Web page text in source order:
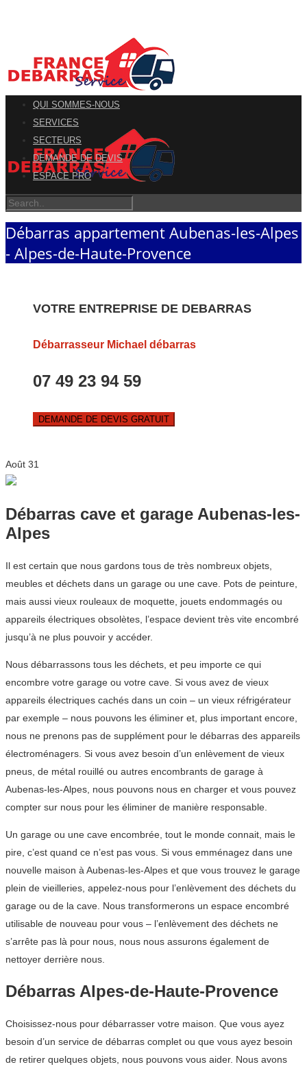
QUI SOMMES-NOUS
SERVICES
SECTEURS
DEMANDE DE DEVIS
ESPACE PRO
Débarras appartement Aubenas-les-Alpes
- Alpes-de-Haute-Provence
VOTRE ENTREPRISE DE DEBARRAS
Débarrasseur Michael débarras
07 49 23 94 59
DEMANDE DE DEVIS GRATUIT
Août 31
Débarras cave et garage Aubenas-les-
Alpes
Il est certain que nous gardons tous de très nombreux objets,
meubles et déchets dans un garage ou une cave. Pots de peinture,
mais aussi vieux rouleaux de moquette, jouets endommagés ou
appareils électriques obsolètes, l’espace devient très vite encombré
jusqu’à ne plus pouvoir y accéder.
Nous débarrassons tous les déchets, et peu importe ce qui
encombre votre garage ou votre cave. Si vous avez de vieux
appareils électriques cachés dans un coin – un vieux réfrigérateur
par exemple – nous pouvons les éliminer et, plus important encore,
nous ne prenons pas de supplément pour le débarras des appareils
électroménagers. Si vous avez besoin d’un enlèvement de vieux
pneus, de métal rouillé ou autres encombrants de garage à
Aubenas-les-Alpes, nous pouvons nous en charger et vous pouvez
compter sur nous pour les éliminer de manière responsable.
Un garage ou une cave encombrée, tout le monde connait, mais le
pire, c’est quand ce n’est pas vous. Si vous emménagez dans une
nouvelle maison à Aubenas-les-Alpes et que vous trouvez le garage
plein de vieilleries, appelez-nous pour l’enlèvement des déchets du
garage ou de la cave. Nous transformerons un espace encombré
utilisable de nouveau pour vous – l’enlèvement des déchets ne
s’arrête pas là pour nous, nous nous assurons également de
nettoyer derrière nous.
Débarras Alpes-de-Haute-Provence
Choisissez-nous pour débarrasser votre maison. Que vous ayez
besoin d’un service de débarras complet ou que vous ayez besoin
de retirer quelques objets, nous pouvons vous aider. Nous avons